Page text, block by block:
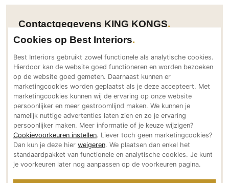
Gietvloeren
Houten vloeren
Natuursteen en keramiek vloeren
Vloerkleden
Afwerking
Wandafwerking
Beton Ciré
Behang / Wandtextiel
Natuursteen en keramiek
Contactgegevens KING KONGS
Adresgegevens
Hertogstraat 29
5611PA Eindhoven
NL
Bereikbaar via
+31 (0) 40 8433 633
info@kingkongs.com
kingkongs.com
Social media
Cookies op Best Interiors
Best Interiors gebruikt zowel functionele als analytische cookies.
Hierdoor kan de website goed functioneren en worden bezoeken
op de website goed gemeten. Daarnaast kunnen er
marketingcookies worden geplaatst als je deze accepteert. Met
marketingcookies kunnen wij de ervaring op onze website
persoonlijker en meer gestroomlijnd maken. We kunnen je
namelijk nuttige advertenties laten zien en zo je ervaring
persoonlijker maken. Meer informatie of je keuze wijzigen?
Cookievoorkeuren instellen. Liever toch geen marketingcookies?
Dan kun je deze hier weigeren. We plaatsen dan enkel het
standaardpakket van functionele en analytische cookies. Je kunt
je voorkeuren later nog aanpassen op de voorkeuren pagina.